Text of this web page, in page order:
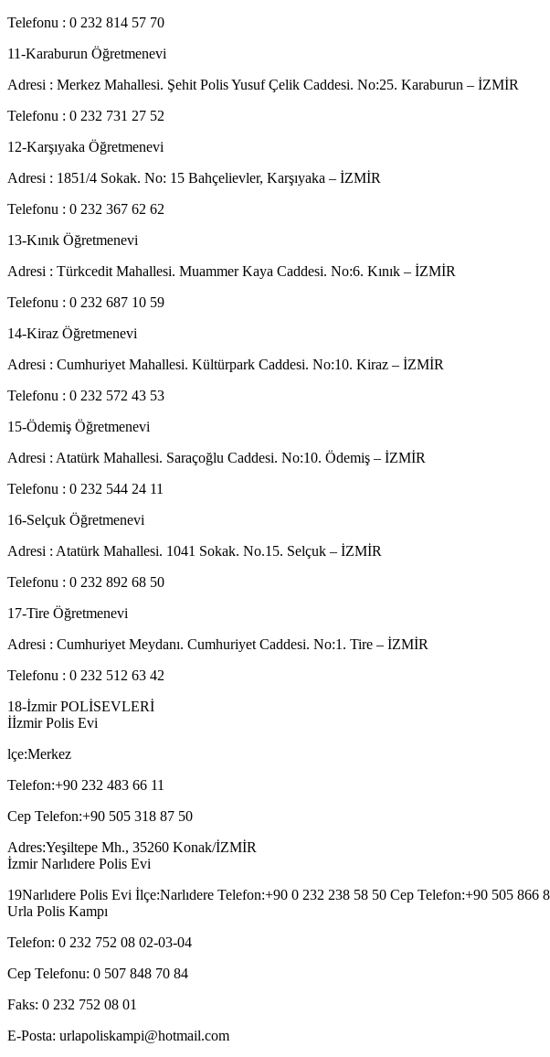
Telefonu : 0 232 814 57 70
11-Karaburun Öğretmenevi
Adresi : Merkez Mahallesi. Şehit Polis Yusuf Çelik Caddesi. No:25. Karaburun – İZMİR
Telefonu : 0 232 731 27 52
12-Karşıyaka Öğretmenevi
Adresi : 1851/4 Sokak. No: 15 Bahçelievler, Karşıyaka – İZMİR
Telefonu : 0 232 367 62 62
13-Kınık Öğretmenevi
Adresi : Türkcedit Mahallesi. Muammer Kaya Caddesi. No:6. Kınık – İZMİR
Telefonu : 0 232 687 10 59
14-Kiraz Öğretmenevi
Adresi : Cumhuriyet Mahallesi. Kültürpark Caddesi. No:10. Kiraz – İZMİR
Telefonu : 0 232 572 43 53
15-Ödemiş Öğretmenevi
Adresi : Atatürk Mahallesi. Saraçoğlu Caddesi. No:10. Ödemiş – İZMİR
Telefonu : 0 232 544 24 11
16-Selçuk Öğretmenevi
Adresi : Atatürk Mahallesi. 1041 Sokak. No.15. Selçuk – İZMİR
Telefonu : 0 232 892 68 50
17-Tire Öğretmenevi
Adresi : Cumhuriyet Meydanı. Cumhuriyet Caddesi. No:1. Tire – İZMİR
Telefonu : 0 232 512 63 42
18-İzmir POLİSEVLERİ
İİzmir Polis Evi
lçe:Merkez
Telefon:+90 232 483 66 11
Cep Telefon:+90 505 318 87 50
Adres:Yeşiltepe Mh., 35260 Konak/İZMİR
İzmir Narlıdere Polis Evi
19Narlıdere Polis Evi İlçe:Narlıdere Telefon:+90 0 232 238 58 50 Cep Telefon:+90 505
Urla Polis Kampı
Telefon: 0 232 752 08 02-03-04
Cep Telefonu: 0 507 848 70 84
Faks: 0 232 752 08 01
E-Posta: urlapoliskampi@hotmail.com